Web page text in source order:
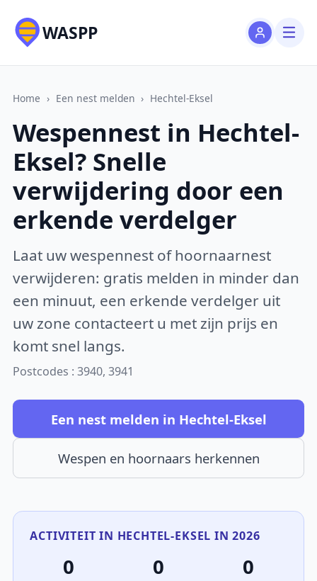
WASPP
Home › Een nest melden › Hechtel-Eksel
Wespennest in Hechtel-
Eksel? Snelle
verwijdering door een
erkende verdelger
Laat uw wespennest of hoornaarnest
verwijderen: gratis melden in minder dan
een minuut, een erkende verdelger uit
uw zone contacteert u met zijn prijs en
komt snel langs.
Postcodes : 3940, 3941
Een nest melden in Hechtel-Eksel
Wespen en hoornaars herkennen
ACTIVITEIT IN HECHTEL-EKSEL IN 2026
0 0 0